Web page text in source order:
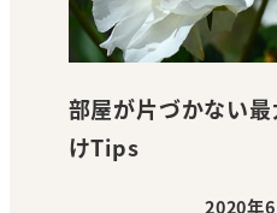
部屋が片づかない
けTips
2020年